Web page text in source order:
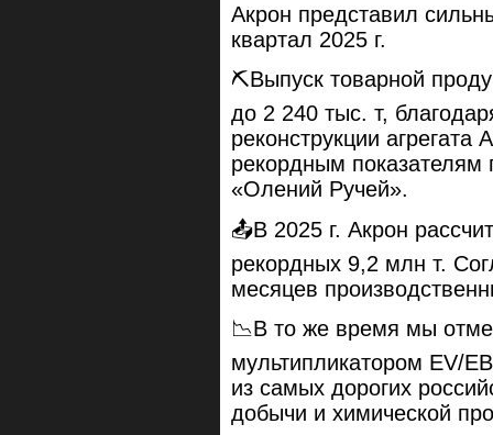
Акрон представил
квартал 2025 г.
⛏Выпуск товарной
до 2 240 тыс. т,
реконструкции
рекордным показателям
«Олений Ручей».
📤В 2025 г. Акрон
рекордных 9,2 млн т.
месяцев
📉В то же время мы
мультипликатором EV/
из самых дорогих
добычи и химической